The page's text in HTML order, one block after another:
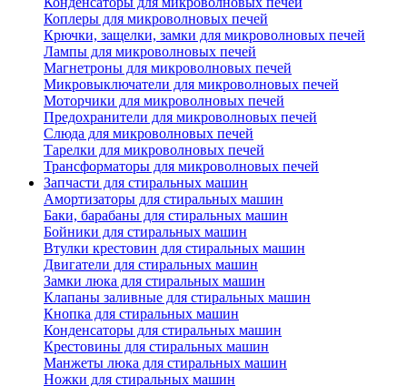
Коплеры для микроволновых печей
Крючки, защелки, замки для микроволновых печей
Лампы для микроволновых печей
Магнетроны для микроволновых печей
Микровыключатели для микроволновых печей
Моторчики для микроволновых печей
Предохранители для микроволновых печей
Слюда для микроволновых печей
Тарелки для микроволновых печей
Трансформаторы для микроволновых печей
Запчасти для стиральных машин
Амортизаторы для стиральных машин
Баки, барабаны для стиральных машин
Бойники для стиральных машин
Втулки крестовин для стиральных машин
Двигатели для стиральных машин
Замки люка для стиральных машин
Клапаны заливные для стиральных машин
Кнопка для стиральных машин
Конденсаторы для стиральных машин
Крестовины для стиральных машин
Манжеты люка для стиральных машин
Ножки для стиральных машин